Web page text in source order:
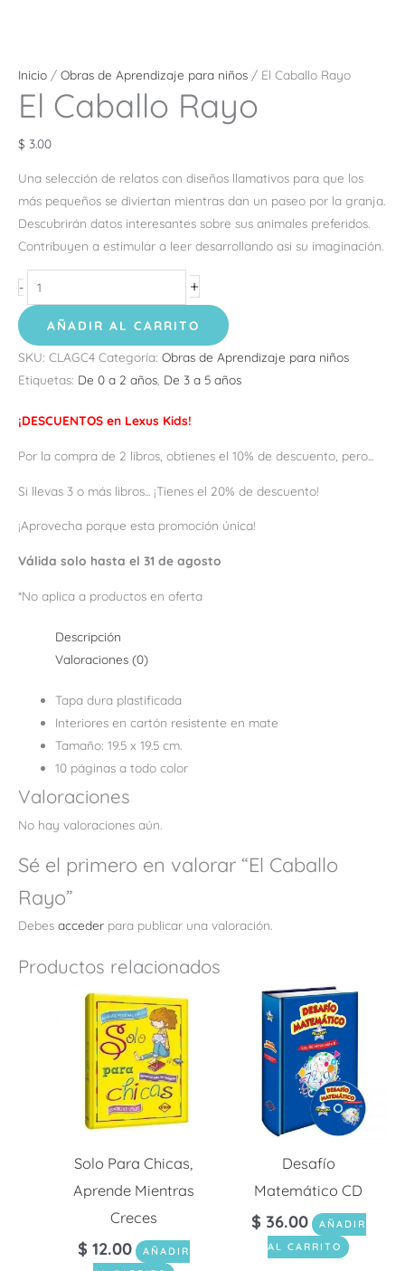
Inicio / Obras de Aprendizaje para niños / El Caballo Rayo
El Caballo Rayo
$ 3.00
Una selección de relatos con diseños llamativos para que los
más pequeños se diviertan mientras dan un paseo por la granja.
Descubrirán datos interesantes sobre sus animales preferidos.
Contribuyen a estimular a leer desarrollando asi su imaginación.
- +
AÑADIR AL CARRITO
SKU: CLAGC4 Categoría: Obras de Aprendizaje para niños
Etiquetas: De 0 a 2 años, De 3 a 5 años
¡DESCUENTOS en Lexus Kids!
Por la compra de 2 libros, obtienes el 10% de descuento, pero...
Si llevas 3 o más libros... ¡Tienes el 20% de descuento!
¡Aprovecha porque esta promoción única!
Válida solo hasta el 31 de agosto
*No aplica a productos en oferta
Descripción
Valoraciones (0)
Tapa dura plastificada
Interiores en cartón resistente en mate
Tamaño: 19.5 x 19.5 cm.
10 páginas a todo color
Valoraciones
No hay valoraciones aún.
Sé el primero en valorar “El Caballo
Rayo”
Debes acceder para publicar una valoración.
Productos relacionados
Solo Para Chicas,
Aprende Mientras
Creces
$ 12.00
AÑADIR
Desafío
Matemático CD
$ 36.00
AÑADIR
AL CARRITO